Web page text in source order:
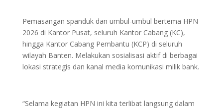
Pemasangan spanduk dan umbul-umbul bertema HPN
2026 di Kantor Pusat, seluruh Kantor Cabang (KC),
hingga Kantor Cabang Pembantu (KCP) di seluruh
wilayah Banten. Melakukan sosialisasi aktif di berbagai
lokasi strategis dan kanal media komunikasi milik bank.
“Selama kegiatan HPN ini kita terlibat langsung dalam